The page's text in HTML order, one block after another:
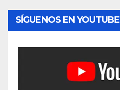
SÍGUENOS EN YOUTUBE